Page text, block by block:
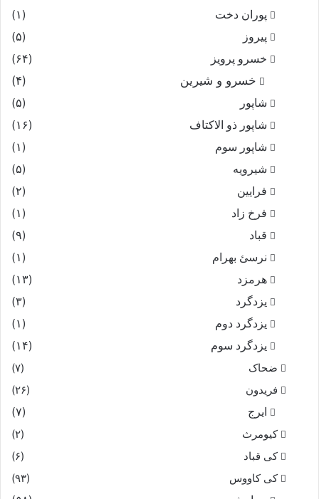
پوران دخت
(۱)
پیروز
(۵)
خسرو پرویز
(۶۴)
خسرو و شیرین (۴)
شاپور
(۵)
شاپور ذو الاکتاف
(۱۶)
شاپور سوم‏
(۱)
شیرویه
(۵)
فرایین
(۲)
فرخ زاد
(۱)
قباد
(۹)
نرسئ بهرام‏
(۱)
هرمزد
(۱۳)
یزدگرد
(۳)
یزدگرد دوم
(۱)
یزدگرد سوم
(۱۴)
ضحاک
(۷)
فریدون
(۲۶)
ایرج
(۷)
کیومرث
(۲)
کی قباد
(۶)
کی کاووس
(۹۳)